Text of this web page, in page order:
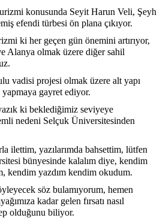
konusunda Seyit Harun Veli, Şeyh
efendi türbesi ön plana çıkıyor.
ki her geçen gün önemini artırıyor,
Alanya olmak üzere diğer sahil
vadisi projesi olmak üzere alt yapı
yapmaya gayret ediyor.
ki beklediğimiz seviyeye
nedeni Selçuk Üniversitesinden
ilettim, yazılarımda bahsettim, lütfen
bünyesinde kalalım diye, kendim
kendim yazdım kendim okudum.
söz bulamıyorum, hemen
kadar gelen fırsatı nasıl
olduğunu biliyor.